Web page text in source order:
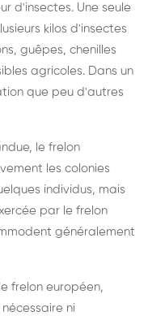
d'insectes. Une seule
kilos d'insectes
guêpes, chenilles
agricoles. Dans un
que peu d'autres
le frelon
les colonies
individus, mais
par le frelon
généralement
frelon européen,
ni